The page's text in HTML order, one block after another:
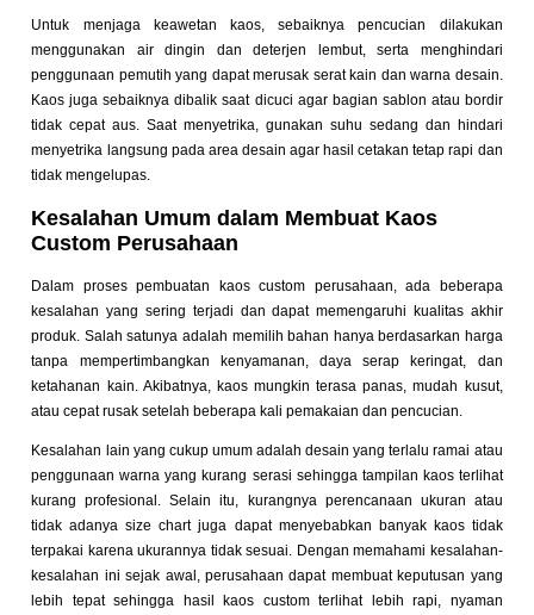
Untuk menjaga keawetan kaos, sebaiknya pencucian dilakukan
menggunakan air dingin dan deterjen lembut, serta menghindari
penggunaan pemutih yang dapat merusak serat kain dan warna desain.
Kaos juga sebaiknya dibalik saat dicuci agar bagian sablon atau bordir
tidak cepat aus. Saat menyetrika, gunakan suhu sedang dan hindari
menyetrika langsung pada area desain agar hasil cetakan tetap rapi dan
tidak mengelupas.
Kesalahan Umum dalam Membuat Kaos
Custom Perusahaan
Dalam proses pembuatan kaos custom perusahaan, ada beberapa
kesalahan yang sering terjadi dan dapat memengaruhi kualitas akhir
produk. Salah satunya adalah memilih bahan hanya berdasarkan harga
tanpa mempertimbangkan kenyamanan, daya serap keringat, dan
ketahanan kain. Akibatnya, kaos mungkin terasa panas, mudah kusut,
atau cepat rusak setelah beberapa kali pemakaian dan pencucian.
Kesalahan lain yang cukup umum adalah desain yang terlalu ramai atau
penggunaan warna yang kurang serasi sehingga tampilan kaos terlihat
kurang profesional. Selain itu, kurangnya perencanaan ukuran atau
tidak adanya size chart juga dapat menyebabkan banyak kaos tidak
terpakai karena ukurannya tidak sesuai. Dengan memahami kesalahan-
kesalahan ini sejak awal, perusahaan dapat membuat keputusan yang
lebih tepat sehingga hasil kaos custom terlihat lebih rapi, nyaman